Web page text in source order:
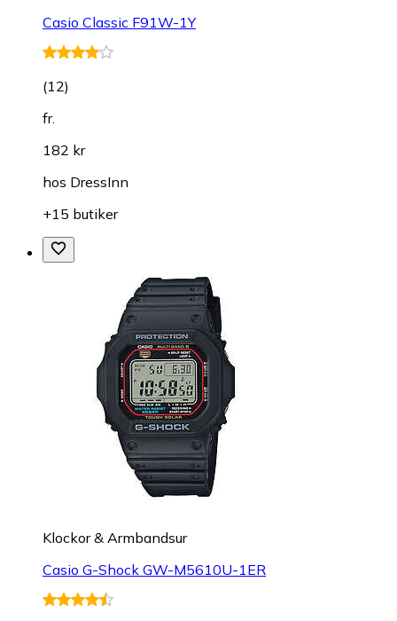
Casio Classic F91W-1Y
(12)
fr.
182 kr
hos DressInn
+15 butiker
Klockor & Armbandsur
Casio G-Shock GW-M5610U-1ER